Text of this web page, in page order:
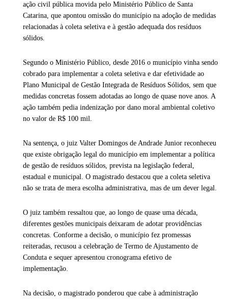
ação civil pública movida pelo Ministério Público de Santa
Catarina, que apontou omissão do município na adoção de medidas
relacionadas à coleta seletiva e à gestão adequada dos resíduos
sólidos.
Segundo o Ministério Público, desde 2016 o município vinha sendo
cobrado para implementar a coleta seletiva e dar efetividade ao
Plano Municipal de Gestão Integrada de Resíduos Sólidos, sem que
medidas concretas fossem adotadas ao longo de quase nove anos. A
ação também pedia indenização por dano moral ambiental coletivo
no valor de R$ 100 mil.
Na sentença, o juiz Valter Domingos de Andrade Junior reconheceu
que existe obrigação legal do município em implementar a política
de gestão de resíduos sólidos, prevista na legislação federal,
estadual e municipal. O magistrado destacou que a coleta seletiva
não se trata de mera escolha administrativa, mas de um dever legal.
O juiz também ressaltou que, ao longo de quase uma década,
diferentes gestões municipais deixaram de adotar providências
concretas. Conforme a decisão, o município fez promessas
reiteradas, recusou a celebração de Termo de Ajustamento de
Conduta e sequer apresentou cronograma efetivo de
implementação.
Na decisão, o magistrado ponderou que cabe à administração